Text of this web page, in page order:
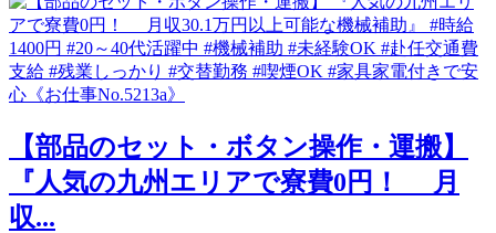
【部品のセット・ボタン操作・運搬】
『人気の九州エリアで寮費0円！ 月
収...